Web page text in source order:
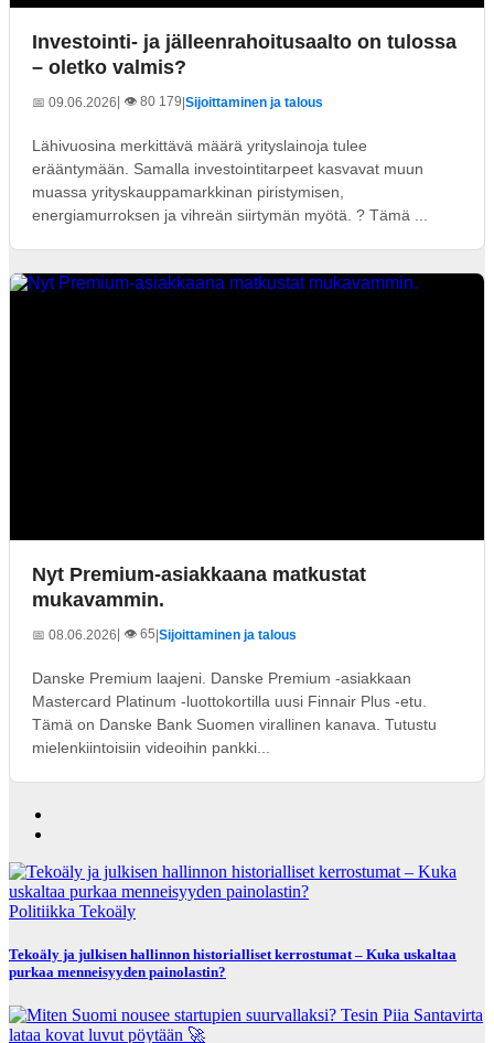
Investointi- ja jälleenrahoitusaalto on tulossa
– oletko valmis?
📅 09.06.2026| 👁️ 80 179 Sijoittaminen ja talous
Lähivuosina merkittävä määrä yrityslainoja tulee
erääntymään. Samalla investointitarpeet kasvavat muun
muassa yrityskauppamarkkinan piristymisen,
energiamurroksen ja vihreän siirtymän myötä. ? Tämä ...
Nyt Premium-asiakkaana matkustat
mukavammin.
📅 08.06.2026| 👁️ 65 Sijoittaminen ja talous
Danske Premium laajeni. Danske Premium -asiakkaan
Mastercard Platinum -luottokortilla uusi Finnair Plus -etu.
Tämä on Danske Bank Suomen virallinen kanava. Tutustu
mielenkiintoisiin videoihin pankki...
Politiikka Tekoäly
Tekoäly ja julkisen hallinnon historialliset kerrostumat – Kuka uskaltaa
purkaa menneisyyden painolastin?